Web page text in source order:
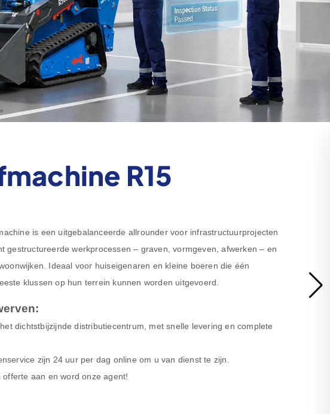
R15
is een uitgebalanceerde allrounder voor infrastructuurprojecten
gestructureerde werkprocessen – graven, vormgeven, afwerken – en
Ideaal voor huiseigenaren en kleine boeren die één
klussen op hun terrein kunnen worden uitgevoerd.
dichtstbijzijnde distributiecentrum, met snelle levering en complete
zijn 24 uur per dag online om u van dienst te zijn.
aan en word onze agent!